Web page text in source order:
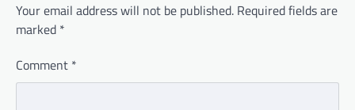
Your email address will not be published. Required fields are
marked *
Comment *